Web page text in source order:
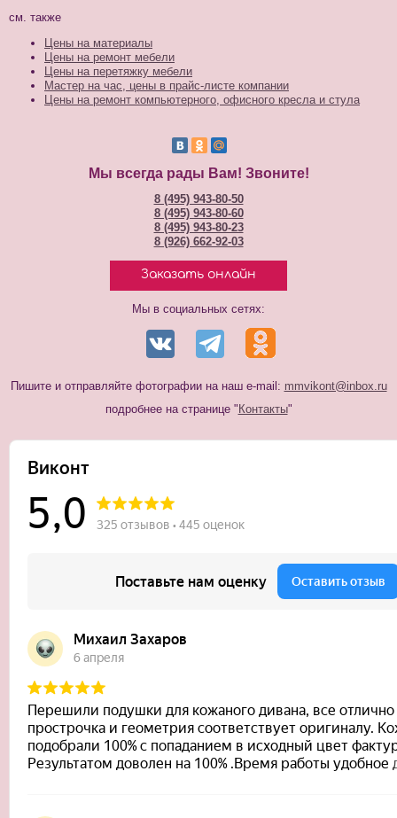
см. также
Цены на материалы
Цены на ремонт мебели
Цены на перетяжку мебели
Мастер на час, цены в прайс-листе компании
Цены на ремонт компьютерного, офисного кресла и стула
Мы всегда рады Вам! Звоните!
8 (495) 943-80-50
8 (495) 943-80-60
8 (495) 943-80-23
8 (926) 662-92-03
Заказать онлайн
Мы в социальных сетях:
Пишите и отправляйте фотографии на наш e-mail: mmvikont@inbox.ru
подробнее на странице " Контакты"